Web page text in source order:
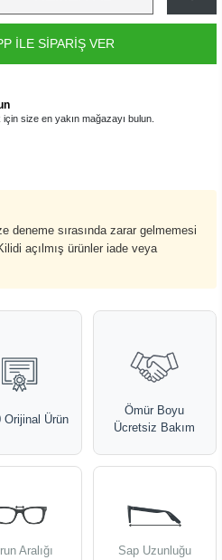
İLE SİPARİŞ VER
size en yakın mağazayı bulun.
deneme sırasında zarar gelmemesi
açılmış ürünler iade veya
Orijinal Ürün
Ömür Boyu
Ücretsiz Bakım
Aralığı Sap Uzunluğu